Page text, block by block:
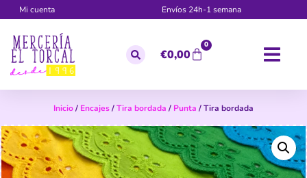
Mi cuenta Envíos 24h-1 semana
€0,00
0
Inicio/ Encajes/Tira bordada / Punta / Tira bordada